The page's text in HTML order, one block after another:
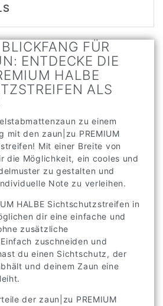
FÜR
ENTDECKE DIE
HALBE
ALS
zu einem
mit den zaun|zu PREMIUM
Mit einer Breite von
die Möglichkeit, ein cooles und
zu gestalten und
Note zu verleihen.
HALBE Sichtschutzstreifen in
dir eine einfache und
zusätzliche
zuschneiden und
du einen Sichtschutz, der
und deinem Zaun eine
der zaun|zu PREMIUM